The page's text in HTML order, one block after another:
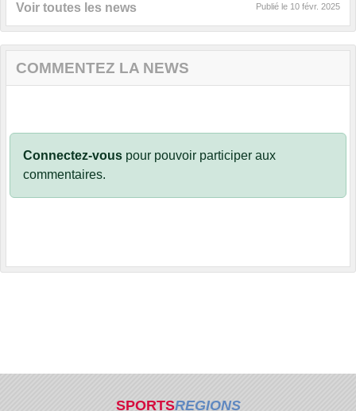
Voir toutes les news Publié le 10 févr. 2025
COMMENTEZ LA NEWS
Connectez-vous pour pouvoir participer aux
commentaires.
SPORTSREGIONS